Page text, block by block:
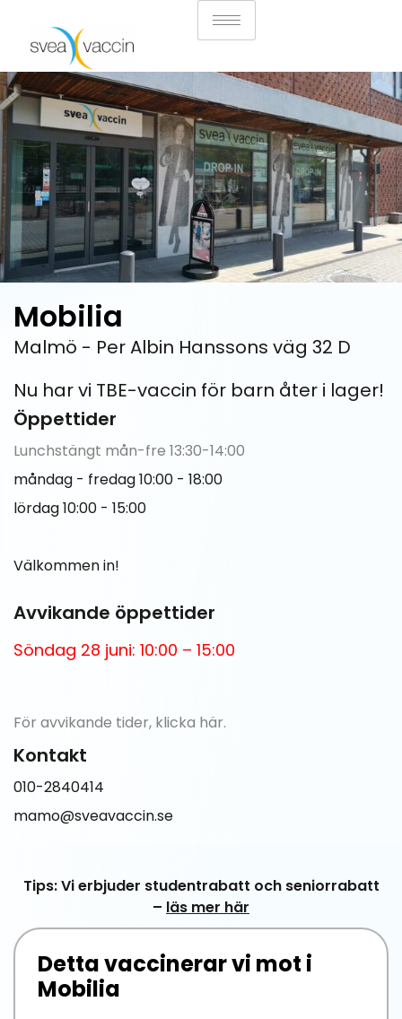
Mobilia
Malmö - Per Albin Hanssons väg 32 D
Nu har vi TBE-vaccin för barn åter i lager!
Kontakt
010-2840414
mamo@sveavaccin.se
Öppettider
Lunchstängt mån-fre 13:30-14:00
måndag - fredag 10:00 - 18:00
lördag 10:00 - 15:00
Välkommen in!
Avvikande öppettider
Söndag 28 juni: 10:00 – 15:00
För avvikande tider, klicka här.
Tips: Vi erbjuder studentrabatt och seniorrabatt
– läs mer här
Detta vaccinerar vi mot i
Mobilia